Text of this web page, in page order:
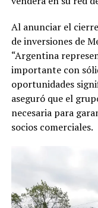
Al anunciar el
de inversiones de
“Argentina
importante con
oportunidades
aseguró que el
necesaria para
socios comerciales.